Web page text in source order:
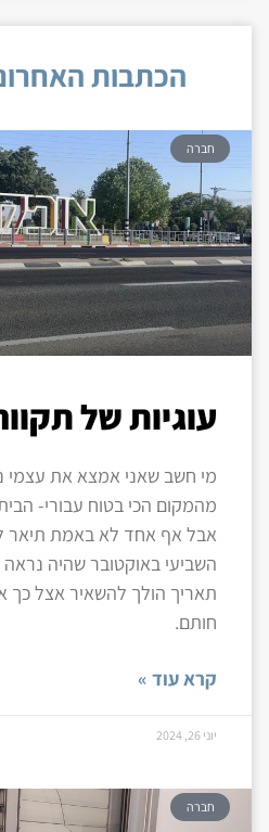
הכתבות
חברה
עוגיות של
מי חשב שאני אמצא את עצמי
מהמקום הכי בטוח עבורי-
אבל אף אחד לא באמת תיאר
השביעי באוקטובר שהיה
תאריך הולך להשאיר אצל כך
חותם.
קרא עוד »
יוני 26, 2024
חברה